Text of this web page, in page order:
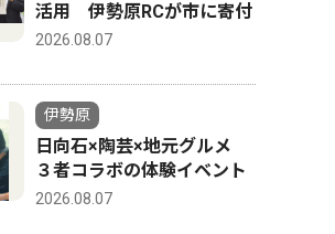
活用 伊勢原RCが市に寄付
2026.08.07
伊勢原
日向石×陶芸×地元グルメ
３者コラボの体験イベント
2026.08.07